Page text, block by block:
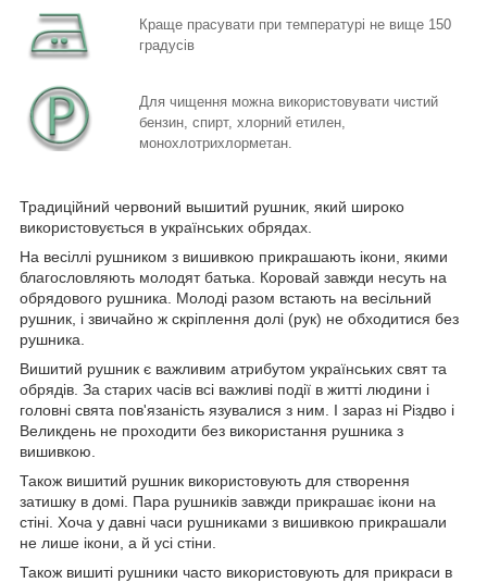
Краще прасувати при температурі не вище 150
градусів
Для чищення можна використовувати чистий
бензин, спирт, хлорний етилен,
монохлотрихлорметан.
Традиційний червоний вышитий рушник, який широко
використовується в українських обрядах.
На весіллі рушником з вишивкою прикрашають ікони, якими
благословляють молодят батька. Коровай завжди несуть на
обрядового рушника. Молоді разом встають на весільний
рушник, і звичайно ж скріплення долі (рук) не обходитися без
рушника.
Вишитий рушник є важливим атрибутом українських свят та
обрядів. За старих часів всі важливі події в житті людини і
головні свята пов'язаність язувалися з ним. І зараз ні Різдво і
Великдень не проходити без використання рушника з
вишивкою.
Також вишитий рушник використовують для створення
затишку в домі. Пара рушників завжди прикрашає ікони на
стіні. Хоча у давні часи рушниками з вишивкою прикрашали
не лише ікони, а й усі стіни.
Також вишиті рушники часто використовують для прикраси в